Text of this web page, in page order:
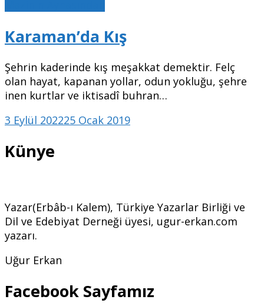
Karaman’da Kış
Şehrin kaderinde kış meşakkat demektir. Felç
olan hayat, kapanan yollar, odun yokluğu, şehre
inen kurtlar ve iktisadî buhran…
3 Eylül 202225 Ocak 2019
Künye
Yazar(Erbâb-ı Kalem), Türkiye Yazarlar Birliği ve
Dil ve Edebiyat Derneği üyesi, ugur-erkan.com
yazarı.
Uğur Erkan
Facebook Sayfamız